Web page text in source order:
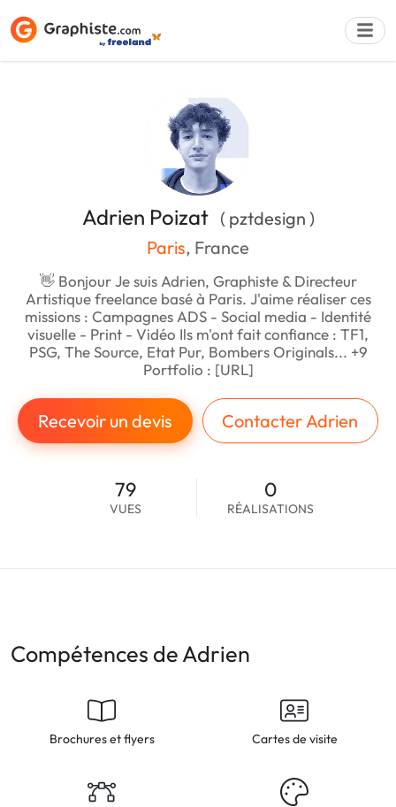
Adrien Poizat ( pztdesign )
Paris, France
👋 Bonjour Je suis Adrien, Graphiste & Directeur
Artistique freelance basé à Paris. J'aime réaliser ces
missions : Campagnes ADS - Social media - Identité
visuelle - Print - Vidéo Ils m'ont fait confiance : TF1,
PSG, The Source, Etat Pur, Bombers Originals... +9
Portfolio : [URL]
Recevoir un devis Contacter Adrien
79
VUES
0
RÉALISATIONS
Compétences de Adrien
Brochures et flyers Cartes de visite